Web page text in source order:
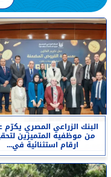
البنك الزراعي المصري يكرّم
من موظفيه المتميزين
ارقام استثنائية في...